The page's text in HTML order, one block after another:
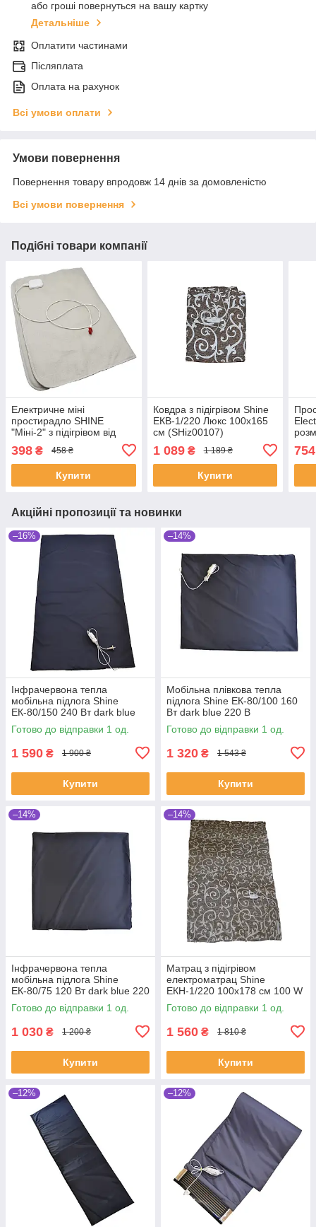
або гроші повернуться на вашу картку
Детальніше
Оплатити частинами
Післяплата
Оплата на рахунок
Всі умови оплати
Умови повернення
Повернення товару впродовж 14 днів за домовленістю
Всі умови повернення
Подібні товари компанії
Електричне міні
простирадло SHINE
"Міні-2" з підігрівом від
Powerbank 5В Beige 65х45
см (SHiz14559)
398 ₴ 458 ₴
Купити
Ковдра з підігрівом Shine
ЕКВ-1/220 Люкс 100х165
см (SHiz00107)
1 089₴ 1 189 ₴
Купити
754
Акційні пропозиції та новинки
–16%
Інфрачервона тепла
мобільна підлога Shine
ЕК-80/150 240 Вт dark blue
220 В (SHiz16578)
Готово до відправки 1 од.
1 590 ₴ 1 900 ₴
Купити
–14%
Мобільна плівкова тепла
підлога Shine ЕК-80/100 160
Вт dark blue 220 В
(SHiz16577)
Готово до відправки 1 од.
1 320 ₴ 1 543 ₴
Купити
–14%
Інфрачервона тепла
мобільна підлога Shine
ЕК-80/75 120 Вт dark blue 220
В (SHiz16576)
Готово до відправки 1 од.
1 030 ₴ 1 200 ₴
Купити
–14%
Матрац з підігрівом
електроматрац Shine
ЕКН-1/220 100х178 см 100 W
(SHiz15177)
Готово до відправки 1 од.
1 560 ₴ 1 810 ₴
Купити
–12% –12%